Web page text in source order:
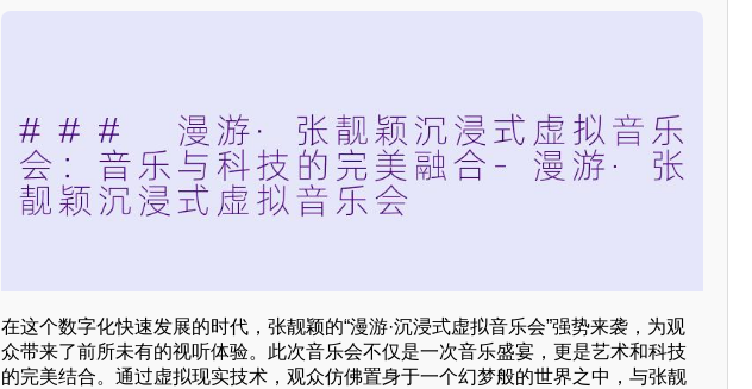
在这个数字化快速发展的时代，张靓颖的“漫游·沉浸式虚拟音乐会”强势来袭，为观
众带来了前所未有的视听体验。此次音乐会不仅是一次音乐盛宴，更是艺术和科技
的完美结合。通过虚拟现实技术，观众仿佛置身于一个幻梦般的世界之中，与张靓